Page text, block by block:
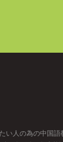
人の為の中国語